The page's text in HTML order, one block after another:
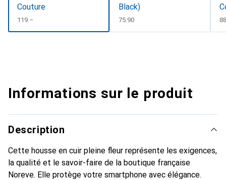
Couture
CHF
119.–
Black)
CHF
75.90
Informations sur le produit
Description
Cette housse en cuir pleine fleur représente les exigences,
la qualité et le savoir-faire de la boutique française
Noreve. Elle protège votre smartphone avec élégance.